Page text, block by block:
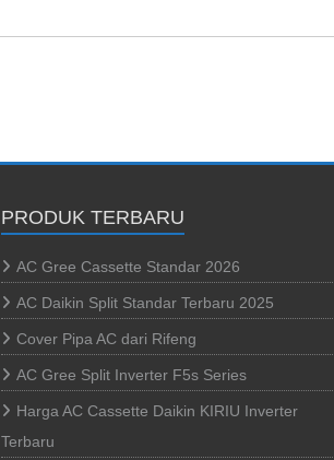
PRODUK TERBARU
AC Gree Cassette Standar 2026
AC Daikin Split Standar Terbaru 2025
Cover Pipa AC dari Rifeng
AC Gree Split Inverter F5s Series
Harga AC Cassette Daikin KIRIU Inverter
Terbaru